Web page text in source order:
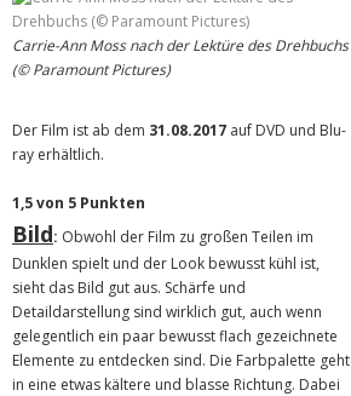
Carrie-Ann Moss nach der Lektüre des Drehbuchs
(© Paramount Pictures)
Der Film ist ab dem 31.08.2017 auf DVD und Blu-
ray erhältlich.
1,5 von 5 Punkten
Bild: Obwohl der Film zu großen Teilen im
Dunklen spielt und der Look bewusst kühl ist,
sieht das Bild gut aus. Schärfe und
Detaildarstellung sind wirklich gut, auch wenn
gelegentlich ein paar bewusst flach gezeichnete
Elemente zu entdecken sind. Die Farbpalette geht
in eine etwas kältere und blasse Richtung. Dabei